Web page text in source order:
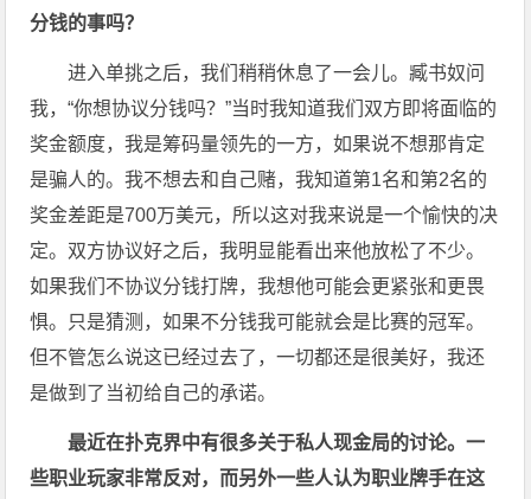
分钱的事吗？
进入单挑之后，我们稍稍休息了一会儿。臧书奴问
我，“你想协议分钱吗？”当时我知道我们双方即将面临的
奖金额度，我是筹码量领先的一方，如果说不想那肯定
是骗人的。我不想去和自己赌，我知道第1名和第2名的
奖金差距是700万美元，所以这对我来说是一个愉快的决
定。双方协议好之后，我明显能看出来他放松了不少。
如果我们不协议分钱打牌，我想他可能会更紧张和更畏
惧。只是猜测，如果不分钱我可能就会是比赛的冠军。
但不管怎么说这已经过去了，一切都还是很美好，我还
是做到了当初给自己的承诺。
最近在扑克界中有很多关于私人现金局的讨论。一
些职业玩家非常反对，而另外一些人认为职业牌手在这